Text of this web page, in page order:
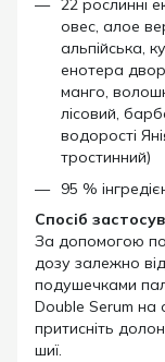
22 рослинні
овес, алое
альпійська,
енотера
манго,
лісовий,
водорості
тростинний)
95 %
Спосіб
За допомогою
дозу залежно
подушечками
Double Serum на
притисніть
шиї.